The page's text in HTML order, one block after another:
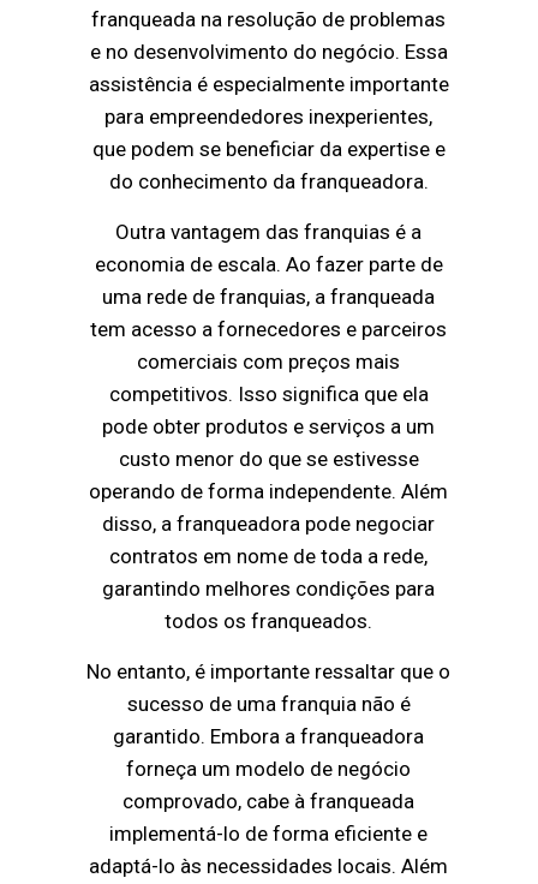
franqueada na resolução de problemas
e no desenvolvimento do negócio. Essa
assistência é especialmente importante
para empreendedores inexperientes,
que podem se beneficiar da expertise e
do conhecimento da franqueadora.
Outra vantagem das franquias é a
economia de escala. Ao fazer parte de
uma rede de franquias, a franqueada
tem acesso a fornecedores e parceiros
comerciais com preços mais
competitivos. Isso significa que ela
pode obter produtos e serviços a um
custo menor do que se estivesse
operando de forma independente. Além
disso, a franqueadora pode negociar
contratos em nome de toda a rede,
garantindo melhores condições para
todos os franqueados.
No entanto, é importante ressaltar que o
sucesso de uma franquia não é
garantido. Embora a franqueadora
forneça um modelo de negócio
comprovado, cabe à franqueada
implementá-lo de forma eficiente e
adaptá-lo às necessidades locais. Além